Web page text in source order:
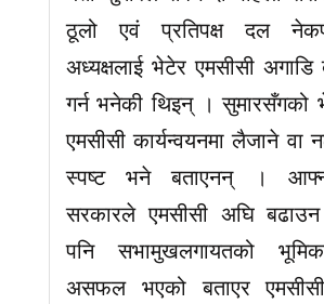
ठूलो एवं प्रतिपक्ष दल
अध्यक्षलाई भेटेर एमसीसी
गर्न भनेकी थिइन् ।
एमसीसी कार्यन्वयनमा लैजाने वा
स्पष्ट भने बताएनन् ।
सरकारले एमसीसी अघि
पनि सभामुखलगायतको
असफल भएको बताएर